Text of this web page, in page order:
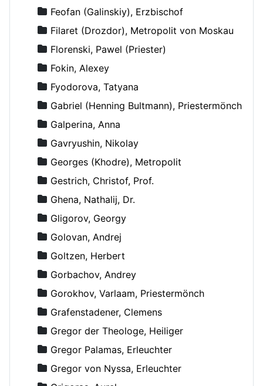
Feofan (Galinskiy), Erzbischof
Filaret (Drozdor), Metropolit von Moskau
Florenski, Pawel (Priester)
Fokin, Alexey
Fyodorova, Tatyana
Gabriel (Henning Bultmann), Priestermönch
Galperina, Anna
Gavryushin, Nikolay
Georges (Khodre), Metropolit
Gestrich, Christof, Prof.
Ghena, Nathalij, Dr.
Gligorov, Georgy
Golovan, Andrej
Goltzen, Herbert
Gorbachov, Andrey
Gorokhov, Varlaam, Priestermönch
Grafenstadener, Clemens
Gregor der Theologe, Heiliger
Gregor Palamas, Erleuchter
Gregor von Nyssa, Erleuchter